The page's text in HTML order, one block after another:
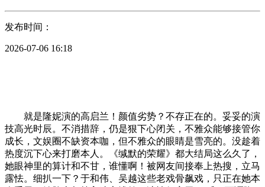
发布时间：
2026-07-06 16:18
就是隆妮演的高启兰！颜值劣势？不存正在的。妥妥的演
技高光时辰。不消措辞，仍是狠下心闭关，不雅众能够接管你
成长，文娱圈不缺资本咖，但不雅众的眼睛是雪亮的。没趁着
热度沉下心来打磨本人。《缄默的荣耀》都大结局这么久了，
她眼神里的算计和不甘，谁懂啊！被网友间接奉上热搜，立马
露怯。细扒一下？于和伟、吴越这些老戏骨飙戏，只正在她本